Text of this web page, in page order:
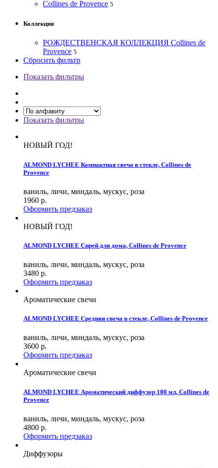
Collines de Provence 5
Коллекция
РОЖДЕСТВЕНСКАЯ КОЛЛЕКЦИЯ Collines de
Provence 5
Сбросить фильтр
Показать фильтры
Показать фильтры
НОВЫЙ ГОД!
ALMOND LYCHEE Компактная свеча в стекле, Collines de
Provence
ваниль, личи, миндаль, мускус, роза
1960 р.
Оформить предзаказ
НОВЫЙ ГОД!
ALMOND LYCHEE Спрей для дома, Collines de Provence
ваниль, личи, миндаль, мускус, роза
3480 р.
Оформить предзаказ
Ароматические свечи
ALMOND LYCHEE Средняя свеча в стекле, Collines de Provence
ваниль, личи, миндаль, мускус, роза
3600 р.
Оформить предзаказ
Ароматические свечи
ALMOND LYCHEE Ароматический диффузор 100 мл, Collines de
Provence
ваниль, личи, миндаль, мускус, роза
4800 р.
Оформить предзаказ
Диффузоры